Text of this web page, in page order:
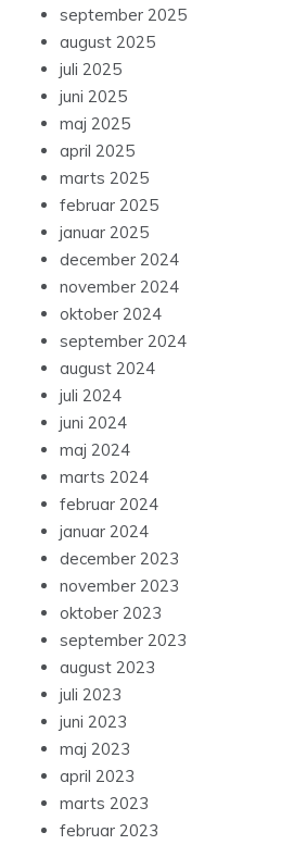
september 2025
august 2025
juli 2025
juni 2025
maj 2025
april 2025
marts 2025
februar 2025
januar 2025
december 2024
november 2024
oktober 2024
september 2024
august 2024
juli 2024
juni 2024
maj 2024
marts 2024
februar 2024
januar 2024
december 2023
november 2023
oktober 2023
september 2023
august 2023
juli 2023
juni 2023
maj 2023
april 2023
marts 2023
februar 2023